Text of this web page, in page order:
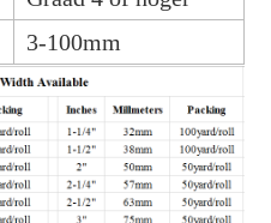
3-100mm